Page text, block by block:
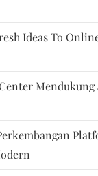
Ideas To
Mendukung